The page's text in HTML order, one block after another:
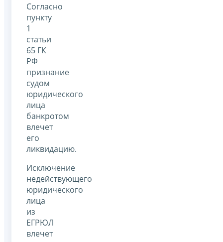
Согласно
пункту
1
статьи
65 ГК
РФ
признание
судом
юридического
лица
банкротом
влечет
его
ликвидацию.
Исключение
недействующего
юридического
лица
из
ЕГРЮЛ
влечет